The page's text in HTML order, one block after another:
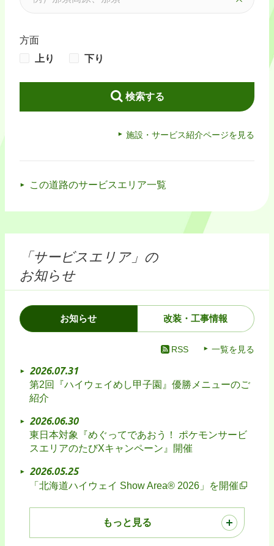
方面
上り
下り
検索する
施設・サービス紹介ページを見る
この道路のサービスエリア一覧
「サービスエリア」の
お知らせ
お知らせ 改装・工事情報
RSS 一覧を見る
2026.07.31
第2回『ハイウェイめし甲子園』優勝メニューのご
紹介
2026.06.30
東日本対象『めぐってであおう！ ポケモンサービ
スエリアのたびXキャンペーン』開催
2026.05.25
「北海道ハイウェイ Show Area® 2026」を開催
もっと見る